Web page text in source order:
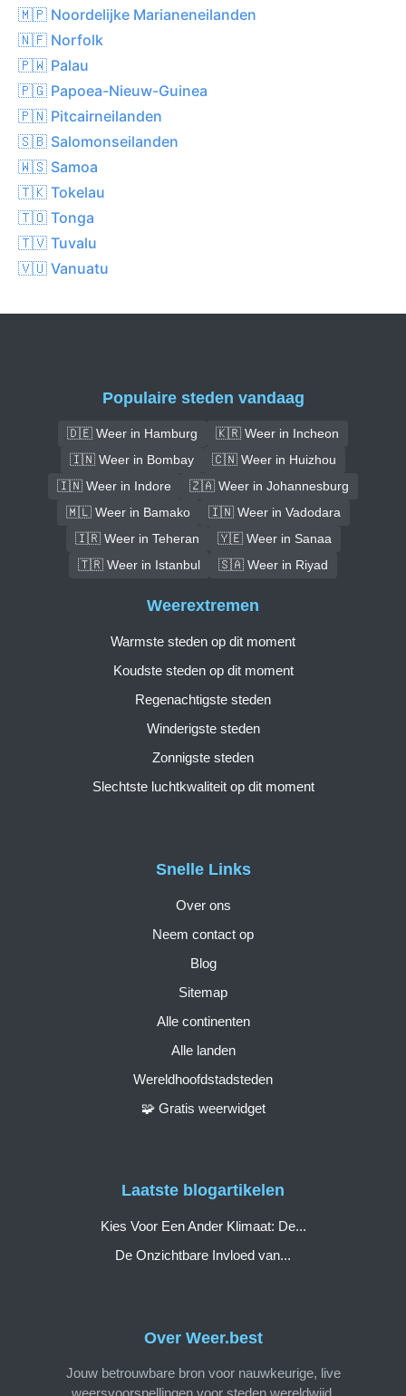
🇲🇵 Noordelijke Marianeneilanden
🇳🇫 Norfolk
🇵🇼 Palau
🇵🇬 Papoea-Nieuw-Guinea
🇵🇳 Pitcairneilanden
🇸🇧 Salomonseilanden
🇼🇸 Samoa
🇹🇰 Tokelau
🇹🇴 Tonga
🇹🇻 Tuvalu
🇻🇺 Vanuatu
Populaire steden vandaag
🇩🇪 Weer in Hamburg
🇰🇷 Weer in Incheon
🇮🇳 Weer in Bombay
🇨🇳 Weer in Huizhou
🇮🇳 Weer in Indore
🇿🇦 Weer in Johannesburg
🇲🇱 Weer in Bamako
🇮🇳 Weer in Vadodara
🇮🇷 Weer in Teheran
🇾🇪 Weer in Sanaa
🇹🇷 Weer in Istanbul
🇸🇦 Weer in Riyad
Over Weer.best
Jouw betrouwbare bron voor nauwkeurige, live
Snelle Links
Over ons
Neem contact op
Blog
Sitemap
Alle continenten
Alle landen
Wereldhoofdstadsteden
🧩 Gratis weerwidget
Weerextremen
Warmste steden op dit moment
Koudste steden op dit moment
Regenachtigste steden
Winderigste steden
Zonnigste steden
Slechtste luchtkwaliteit op dit moment
Laatste blogartikelen
Kies Voor Een Ander Klimaat: De...
De Onzichtbare Invloed van...